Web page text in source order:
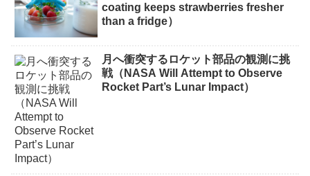
coating keeps strawberries fresher
than a fridge）
月へ衝突するロケット部品の観測に挑
戦（NASA Will Attempt to Observe
Rocket Part’s Lunar Impact）